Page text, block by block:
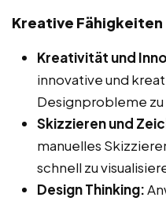
Kreative Fähigkeiten
Kreativität und
innovative und
Designprobleme
Skizzieren und
manuelles
schnell zu
Design Thinking: